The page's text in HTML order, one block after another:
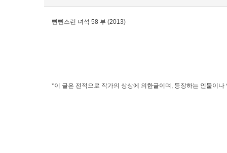
뻔뻔스런 녀석 58 부 (2013)
*이 글은 전적으로 작가의 상상에 의한글이며, 등장하는 인물이